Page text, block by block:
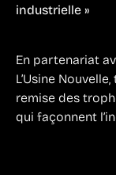
industrielle »
En partenariat
L’Usine
remise des
qui façonnent